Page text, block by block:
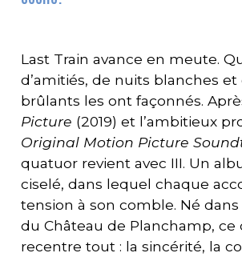
Last Train avance en meute.
d’amitiés, de nuits blanches et
brûlants les ont façonnés.
Picture (2019) et l’ambitieux
Original Motion Picture
quatuor revient avec III. Un
ciselé, dans lequel chaque
tension à son comble. Né
du Château de Planchamp, ce
recentre tout : la sincérité, la